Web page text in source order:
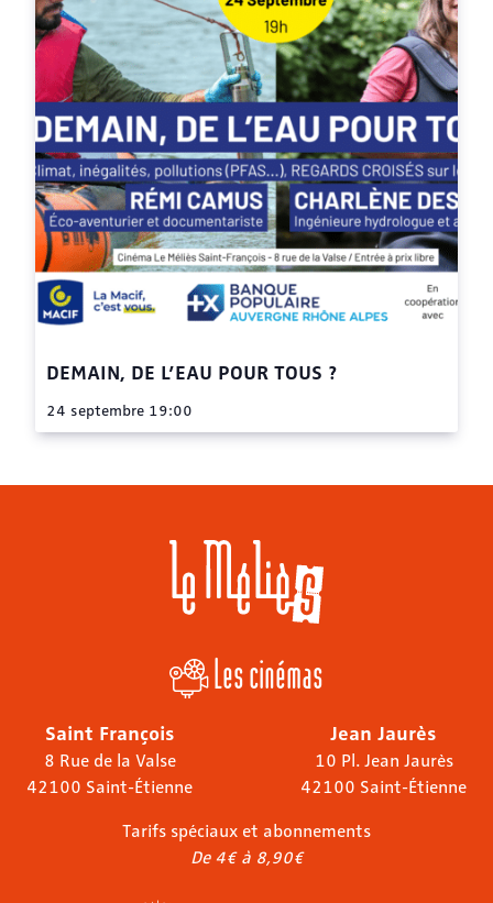
DEMAIN, DE L’EAU POUR TOUS ?
24 septembre 19:00
Les cinémas
Saint François
8 Rue de la Valse
42100 Saint-Étienne
Jean Jaurès
10 Pl. Jean Jaurès
42100 Saint-Étienne
Tarifs spéciaux et abonnements
De 4€ à 8,90€